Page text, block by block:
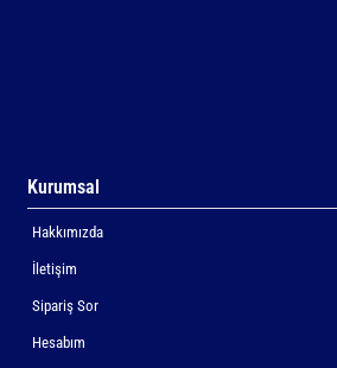
Kurumsal
Hakkımızda
İletişim
Sipariş Sor
Hesabım